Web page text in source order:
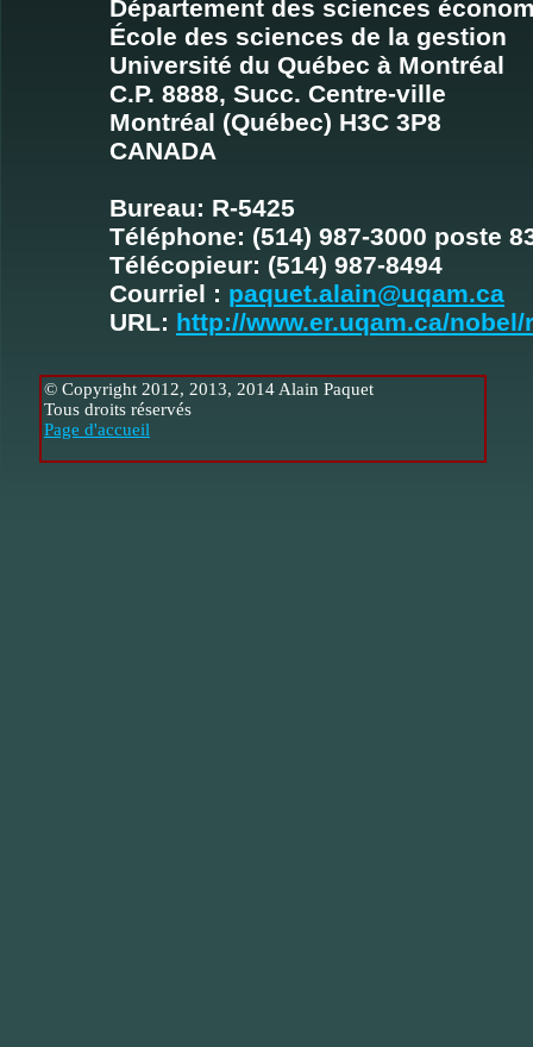
Département des sciences
École des sciences de la gestion
Université du Québec à Montréal
C.P. 8888, Succ. Centre-ville
Montréal (Québec) H3C 3P8
CANADA
Bureau: R-5425
Téléphone: (514) 987-3000 poste
Télécopieur: (514) 987-8494
Courriel : paquet.alain@uqam.ca
URL: http://www.er.uqam.ca/nobel/
© Copyright 2012, 2013, 2014 Alain Paquet
Tous droits réservés
Page d'accueil